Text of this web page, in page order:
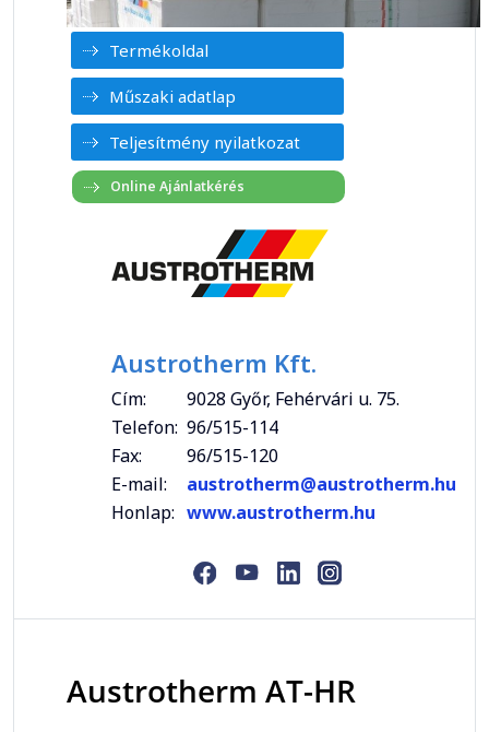
Termékoldal
Műszaki adatlap
Teljesítmény nyilatkozat
Austrotherm Kft.
Cím:
9028 Győr, Fehérvári u. 75.
Telefon: 96/515-114
Fax:
96/515-120
E-mail:
austrotherm@austrotherm.hu
Honlap: www.austrotherm.hu
Austrotherm AT-HR